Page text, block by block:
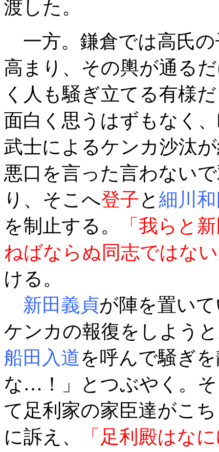
渡した。
一方。鎌倉では高氏の
高まり、その輿が通る
く人も騒ぎ立てる有様
面白く思うはずもなく
武士によるケンカ沙汰
悪口を言った言わない
り、そこへ登子と 細川
を制止する。
「我らと
ねばならぬ同志ではな
ける。
新田義貞が陣を置い
ケンカの報復をしよう
船田入道を呼んで騒ぎ
な…！」とつぶやく。
て足利家の家臣達がこ
に訴え、
「足利殿はな